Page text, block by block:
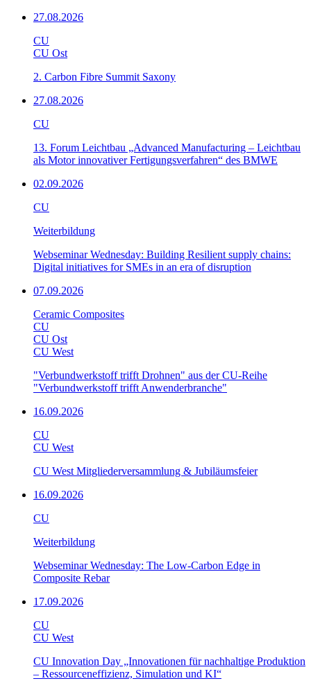
27.08.2026
CU
CU Ost
2. Carbon Fibre Summit Saxony
27.08.2026
CU
13. Forum Leichtbau „Advanced Manufacturing – Leichtbau
als Motor innovativer Fertigungsverfahren“ des BMWE
02.09.2026
CU
Weiterbildung
Webseminar Wednesday: Building Resilient supply chains:
Digital initiatives for SMEs in an era of disruption
07.09.2026
Ceramic Composites
CU
CU Ost
CU West
"Verbundwerkstoff trifft Drohnen" aus der CU-Reihe
"Verbundwerkstoff trifft Anwenderbranche"
16.09.2026
CU
CU West
CU West Mitgliederversammlung & Jubiläumsfeier
16.09.2026
CU
Weiterbildung
Webseminar Wednesday: The Low-Carbon Edge in
Composite Rebar
17.09.2026
CU
CU West
CU Innovation Day „Innovationen für nachhaltige Produktion
– Ressourceneffizienz, Simulation und KI“